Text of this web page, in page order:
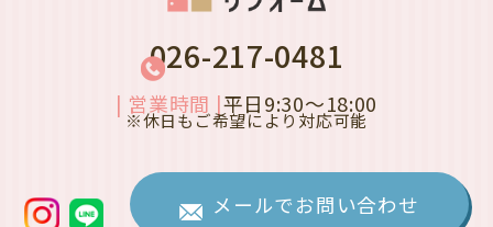
026-217-0481
| 営業時間 |平日9:30～18:00
※休日もご希望により対応可能
メールでお問い合わせ